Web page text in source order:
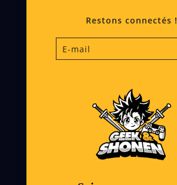
Restons connectés !